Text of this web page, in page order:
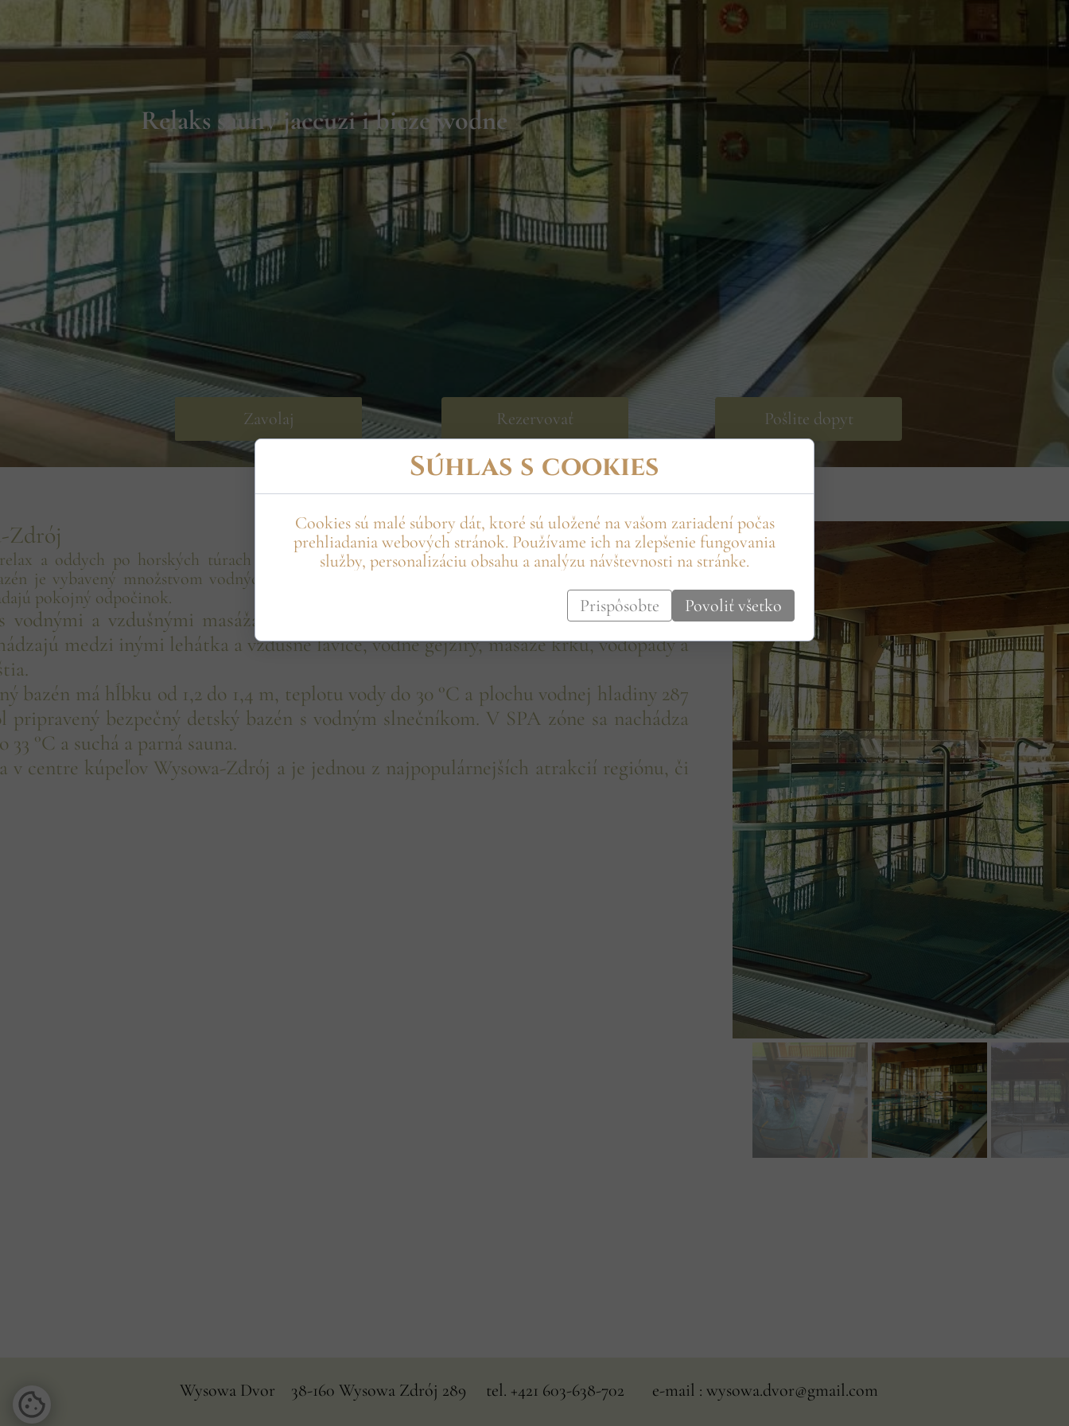
Zavolaj Rezervovať Pošlite dopyt
Relaks sauny jaccuzi i bicze wodne
Zdrój
a oddych po horských túrach alebo dni strávenom na chodníkoch Beskidu Niského. Krytý
je vybavený množstvom vodných atrakcií a SPA zónou, vďaka čomu je vhodný pre rodiny s
pokojný odpočinok.
vodnými a vzdušnými masážami, vírivka, detský bazén a suchá a parná sauna. V
medzi inými lehátka a vzdušné lavice, vodné gejzíry, masáže krku, vodopády a
bazén má hĺbku od 1,2 do 1,4 m, teplotu vody do 30 °C a plochu vodnej hladiny 287
pripravený bezpečný detský bazén s vodným slnečníkom. V SPA zóne sa nachádza
°C a suchá a parná sauna.
v centre kúpeľov Wysowa-Zdrój a je jednou z najpopulárnejších atrakcií regiónu, či
Wysowa Dvor 38-160 Wysowa Zdrój 289 tel. +421 603-638-702 e-mail : wysowa.dvor@gmail.com
Súhlas s cookies
Cookies sú malé súbory dát, ktoré sú uložené na vašom zariadení počas
prehliadania webových stránok. Používame ich na zlepšenie fungovania
služby, personalizáciu obsahu a analýzu návštevnosti na stránke.
Prispôsobte Povoliť všetko